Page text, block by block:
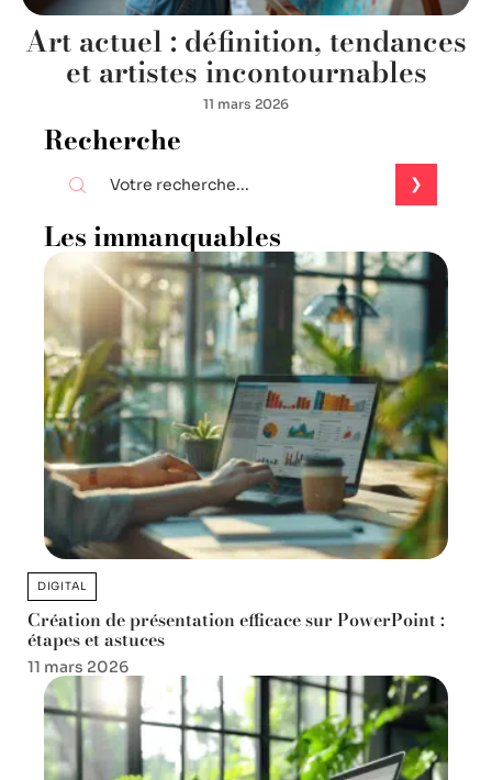
Art actuel : définition, tendances
et artistes incontournables
11 mars 2026
Recherche
Les immanquables
DIGITAL
Création de présentation efficace sur PowerPoint :
étapes et astuces
11 mars 2026